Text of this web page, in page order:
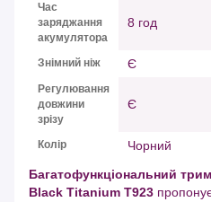
Час
заряджання
акумулятора
8 год
Знімний ніж Є
Регулювання
довжини
зрізу
Є
Колір
Чорний
Багатофункціональний
Black Titanium T923 пропонує